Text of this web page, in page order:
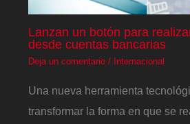
Lanzan un botón para
desde cuentas bancarias
Deja un comentario / Internacional
Una nueva herramienta
transformar la forma en que se